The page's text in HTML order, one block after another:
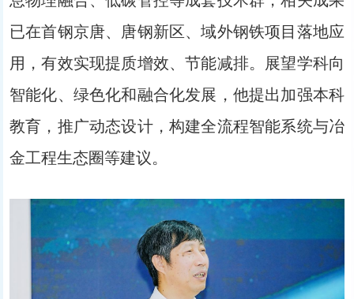
已在首钢京唐、唐钢新区、域外钢铁项目落地应
用，有效实现提质增效、节能减排。展望学科向
智能化、绿色化和融合化发展，他提出加强本科
教育，推广动态设计，构建全流程智能系统与冶
金工程生态圈等建议。